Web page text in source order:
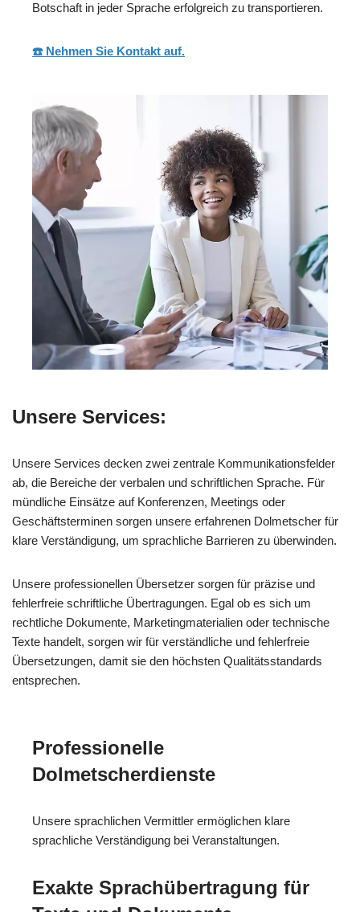
Botschaft in jeder Sprache erfolgreich zu transportieren.
☎️ Nehmen Sie Kontakt auf.
Unsere Services:
Unsere Services decken zwei zentrale Kommunikationsfelder
ab, die Bereiche der verbalen und schriftlichen Sprache. Für
mündliche Einsätze auf Konferenzen, Meetings oder
Geschäftsterminen sorgen unsere erfahrenen Dolmetscher für
klare Verständigung, um sprachliche Barrieren zu überwinden.
Unsere professionellen Übersetzer sorgen für präzise und
fehlerfreie schriftliche Übertragungen. Egal ob es sich um
rechtliche Dokumente, Marketingmaterialien oder technische
Texte handelt, sorgen wir für verständliche und fehlerfreie
Übersetzungen, damit sie den höchsten Qualitätsstandards
entsprechen.
Professionelle
Dolmetscherdienste
Unsere sprachlichen Vermittler ermöglichen klare
sprachliche Verständigung bei Veranstaltungen.
Exakte Sprachübertragung für